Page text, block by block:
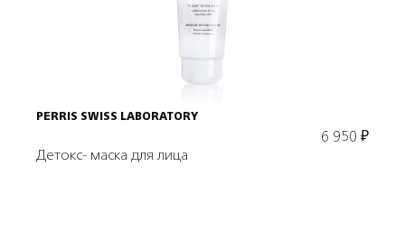
В корзину
PERRIS SWISS LABORATORY
6 950 ₽
Детокс- маска для лица